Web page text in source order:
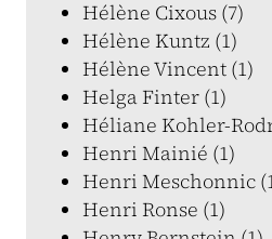
Hélène Cixous (7)
Hélène Kuntz (1)
Hélène Vincent (1)
Helga Finter (1)
Héliane Kohler-
Henri Mainié (1)
Henri Meschonnic
Henri Ronse (1)